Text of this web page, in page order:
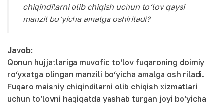
chiqindilarni olib chiqish uchun to‘lov qaysi
manzil bo‘yicha amalga oshiriladi?
Javob:
Qonun hujjatlariga muvofiq to‘lov fuqaroning doimiy
ro‘yxatga olingan manzili bo‘yicha amalga oshiriladi.
Fuqaro maishiy chiqindilarni olib chiqish xizmatlari
uchun to‘lovni haqiqatda yashab turgan joyi bo‘yicha